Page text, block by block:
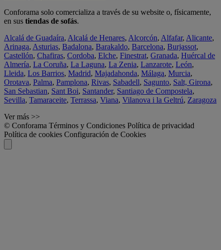
Conforama solo comercializa a través de su website o, físicamente,
en sus tiendas de sofás.
Alcalá de Guadaíra, Alcalá de Henares, Alcorcón, Alfafar, Alicante,
Arinaga, Asturias, Badalona, Barakaldo, Barcelona, Burjassot,
Castellón, Chafiras, Cordoba, Elche, Finestrat, Granada, Huércal de
Almería, La Coruña, La Laguna, La Zenia, Lanzarote, León,
Lleida, Los Barrios, Madrid, Majadahonda, Málaga, Murcia,
Orotava, Palma, Pamplona, Rivas, Sabadell, Sagunto, Salt, Girona,
San Sebastian, Sant Boi, Santander, Santiago de Compostela,
Sevilla, Tamaraceite, Terrassa, Viana, Vilanova i la Geltrú, Zaragoza
Ver más >>
© Conforama Términos y Condiciones Política de privacidad
Política de cookies Configuración de Cookies